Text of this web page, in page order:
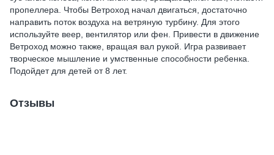
пропеллера. Чтобы Ветроход начал двигаться, достаточно
направить поток воздуха на ветряную турбину. Для этого
используйте веер, вентилятор или фен. Привести в движение
Ветроход можно также, вращая вал рукой. Игра развивает
творческое мышление и умственные способности ребенка.
Подойдет для детей от 8 лет.
Отзывы